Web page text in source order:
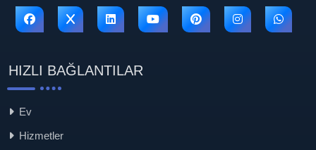
HIZLI BAĞLANTILAR
Ev
Hizmetler